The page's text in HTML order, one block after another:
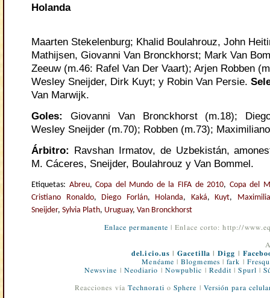
Holanda
Maarten Stekelenburg; Khalid Boulahrouz, John
Mathijsen, Giovanni Van Bronckhorst; Mark Van
Zeeuw (m.46: Rafel Van Der Vaart); Arjen Robben
Wesley Sneijder, Dirk Kuyt; y Robin Van Persie.
Van Marwijk.
Goles:
Giovanni Van Bronckhorst (m.18);
Wesley Sneijder (m.70); Robben (m.73);
Árbitro:
Ravshan Irmatov, de Uzbekistán,
M. Cáceres, Sneijder, Boulahrouz y Van Bommel.
Etiquetas: Abreu,Copa del Mundo de la FIFA de 2010, Copa del
Cristiano Ronaldo, Diego Forlán, Holanda, Kaká,Kuyt,
Sneijder, Sylvia Plath, Uruguay, Van Bronckhorst
Enlace permanente | Enlace corto: http://
del.icio.us |Gacetilla |Digg
Menéame |Blogmemes |fark
Newsvine
Neodiario Nowpublic Reddit |Spurl |
Reacciones vía Technorati o Sphere Versión para